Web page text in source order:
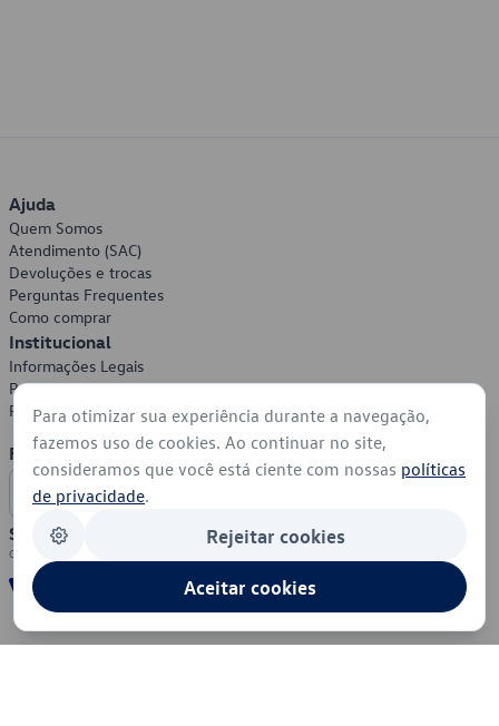
Ajuda
Quem Somos
Atendimento (SAC)
Devoluções e trocas
Perguntas Frequentes
Como comprar
Institucional
Informações Legais
Política de Privacidade
Política de Cookies
Formas de Pagamento
Segurança
Para otimizar sua experiência durante a navegação,
fazemos uso de cookies. Ao continuar no site,
consideramos que você está ciente com nossas políticas
de privacidade.
Rejeitar cookies
Aceitar cookies